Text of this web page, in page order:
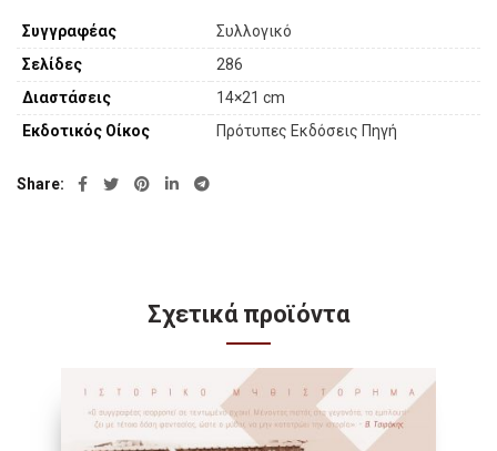
Συγγραφέας
Συλλογικό
Σελίδες
286
Διαστάσεις
14×21 cm
Εκδοτικός Οίκος
Πρότυπες Εκδόσεις Πηγή
Share
Σχετικά προϊόντα